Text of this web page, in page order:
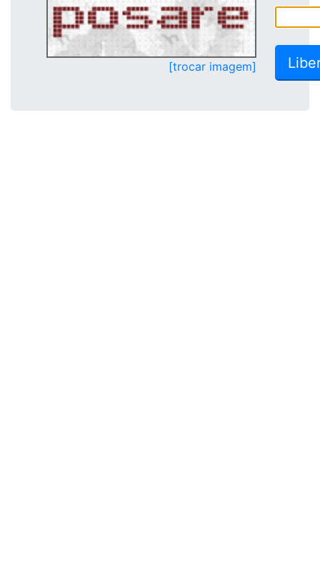
[trocar imagem]